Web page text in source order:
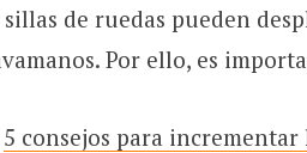
de ruedas pueden
Por ello, es
5 consejos para